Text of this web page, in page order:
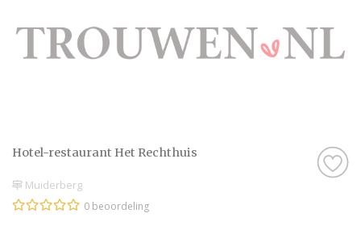
Hotel-restaurant Het Rechthuis
Muiderberg
0 beoordeling